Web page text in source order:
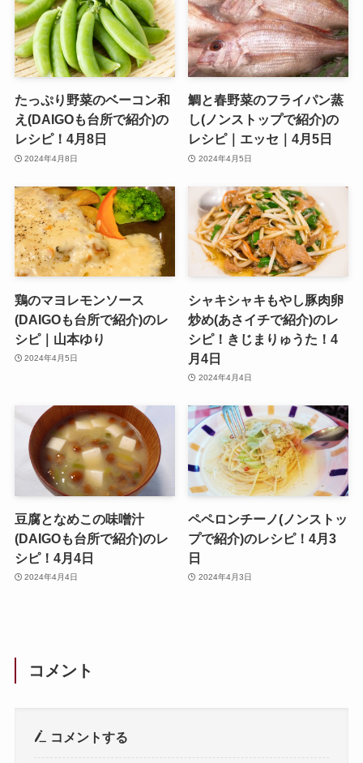
たっぷり野菜のベーコン和
え(DAIGOも台所で紹介)の
レシピ！4月8日
2024年4月8日
鯛と春野菜のフライパン蒸
し(ノンストップで紹介)の
レシピ｜エッセ｜4月5日
2024年4月5日
鶏のマヨレモンソース
(DAIGOも台所で紹介)のレ
シピ｜山本ゆり
2024年4月5日
シャキシャキもやし豚肉卵
炒め(あさイチで紹介)のレ
シピ！きじまりゅうた！4
月4日
2024年4月4日
豆腐となめこの味噌汁
(DAIGOも台所で紹介)のレ
シピ！4月4日
2024年4月4日
ペペロンチーノ(ノンストッ
プで紹介)のレシピ！4月3
日
2024年4月3日
コメント
コメントする